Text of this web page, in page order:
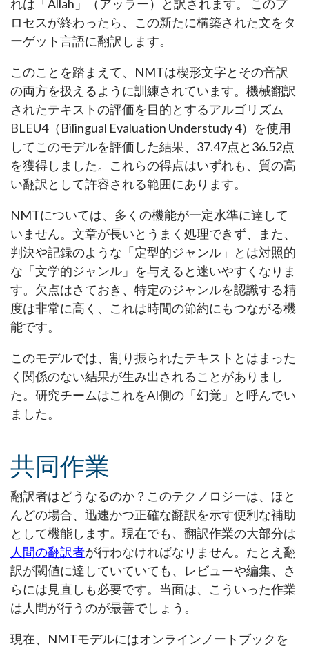
れは「Allah」（アッラー）と訳されます。 このプ
ロセスが終わったら、この新たに構築された文をタ
ーゲット言語に翻訳します。
このことを踏まえて、NMTは楔形文字とその音訳
の両方を扱えるように訓練されています。機械翻訳
されたテキストの評価を目的とするアルゴリズム
BLEU4（Bilingual Evaluation Understudy 4）を使用
してこのモデルを評価した結果、37.47点と36.52点
を獲得しました。これらの得点はいずれも、質の高
い翻訳として許容される範囲にあります。
NMTについては、多くの機能が一定水準に達して
いません。文章が長いとうまく処理できず、また、
判決や記録のような「定型的ジャンル」とは対照的
な「文学的ジャンル」を与えると迷いやすくなりま
す。欠点はさておき、特定のジャンルを認識する精
度は非常に高く、これは時間の節約にもつながる機
能です。
このモデルでは、割り振られたテキストとはまった
く関係のない結果が生み出されることがありまし
た。研究チームはこれをAI側の「幻覚」と呼んでい
ました。
共同作業
翻訳者はどうなるのか？このテクノロジーは、ほと
んどの場合、迅速かつ正確な翻訳を示す便利な補助
として機能します。現在でも、翻訳作業の大部分は
人間の翻訳者が行わなければなりません。たとえ翻
訳が閾値に達していていても、レビューや編集、さ
らには見直しも必要です。当面は、こういった作業
は人間が行うのが最善でしょう。
現在、NMTモデルにはオンラインノートブックを